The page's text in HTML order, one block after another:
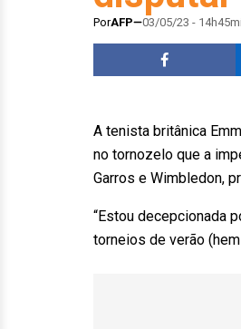
PorAFP 03/05/23 -
A tenista britânica
no tornozelo que a
Garros e Wimbledon,
“Estou decepcionada
torneios de verão